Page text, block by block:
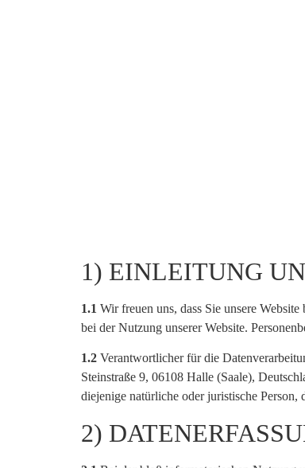
1) EINLEITUNG
1.1 Wir freuen uns, dass Sie unsere
bei der Nutzung unserer Website.
1.2 Verantwortlicher für die
Steinstraße 9, 06108 Halle (Saale),
diejenige natürliche oder juristische
2)